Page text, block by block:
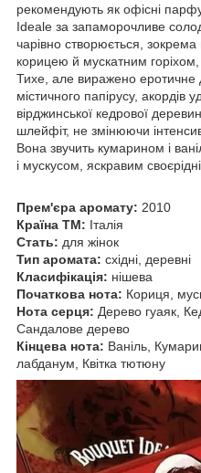
рекомендують як офісні
Ideale за запаморочливе
чарівно створюється,
корицею й мускатним
Тихе, але виражено еротичне
містичного папірусу, акордів
вірджинської кедрової
шлейфіт, не змінюючи
Вона звучить кумарином і
і мускусом, яскравим
Прем'єра аромату: 2010
Країна ТМ: Італія
Стать: для жінок
Тип аромата: східні, деревні
Класифікація: нішева
Початкова нота: Кориця,
Нота серця: Дерево гуаяк,
Сандалове дерево
Кінцева нота: Ваніль,
лабданум, Квітка тютюну